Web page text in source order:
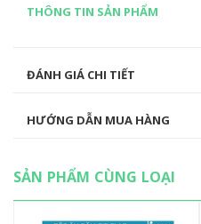
THÔNG TIN SẢN PHẨM
ĐÁNH GIÁ CHI TIẾT
HƯỚNG DẪN MUA HÀNG
SẢN PHẨM CÙNG LOẠI